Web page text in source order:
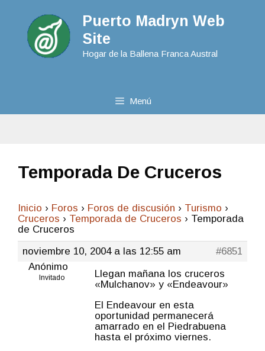
Puerto Madryn Web
Site
Hogar de la Ballena Franca Austral
Menú
Temporada De Cruceros
Inicio › Foros › Foros de discusión › Turismo ›
Cruceros › Temporada de Cruceros › Temporada
de Cruceros
noviembre 10, 2004 a las 12:55 am
#6851
Anónimo
Invitado
Llegan mañana los cruceros
«Mulchanov» y «Endeavour»
El Endeavour en esta
oportunidad permanecerá
amarrado en el Piedrabuena
hasta el próximo viernes.